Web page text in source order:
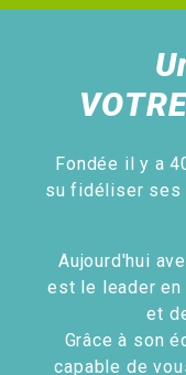
Fondée il y a
su fidéliser ses
Aujourd'hui
est le leader en
et
Grâce à son
capable de